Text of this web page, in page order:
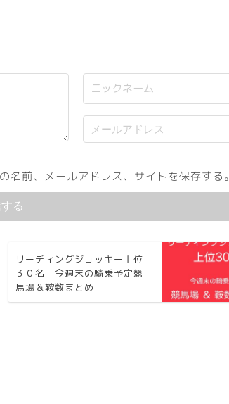
前、メールアドレス、サイトを保存する。
リーディングジョッキー上位
３０名 今週末の騎乗予定競
馬場＆鞍数まとめ